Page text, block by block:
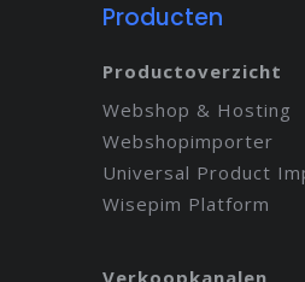
Producten
Productoverzicht
Webshop & Hosting
Webshopimporter
Universal Product
Wisepim Platform